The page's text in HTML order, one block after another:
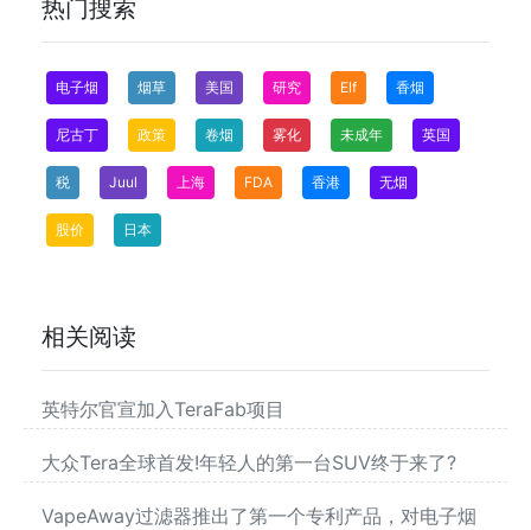
热门搜索
电子烟 烟草 美国 研究 Elf 香烟
尼古丁 政策 卷烟 雾化 未成年 英国
税 Juul 上海 FDA 香港 无烟
股价 日本
相关阅读
英特尔官宣加入TeraFab项目
大众Tera全球首发!年轻人的第一台SUV终于来了?
VapeAway过滤器推出了第一个专利产品，对电子烟